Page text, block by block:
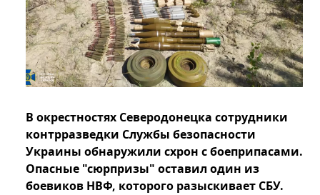
В окрестностях Северодонецка сотрудники
контрразведки Службы безопасности
Украины обнаружили схрон с боеприпасами.
Опасные "сюрпризы" оставил один из
боевиков НВФ, которого разыскивает СБУ.